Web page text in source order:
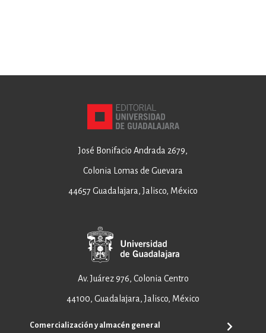
José Bonifacio Andrada 2679,
Colonia Lomas de Guevara
44657 Guadalajara, Jalisco, México
Av. Juárez 976, Colonia Centro
44100, Guadalajara, Jalisco, México
Comercialización y almacén general